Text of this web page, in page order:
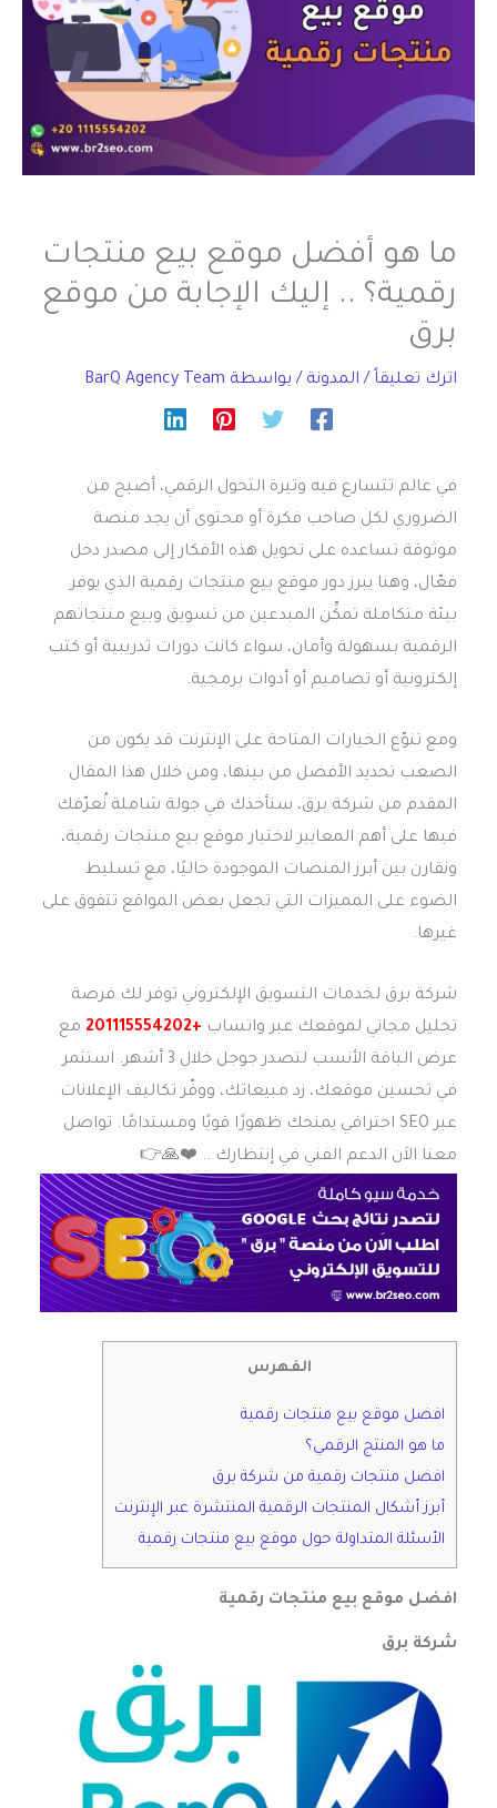
ما هو أفضل موقع بيع منتجات
رقمية؟ .. إليك الإجابة من موقع
برق
اترك تعليقاً / المدونة / بواسطة BarQ Agency Team
في عالم تتسارع فيه وتيرة التحول الرقمي، أصبح من
الضروري لكل صاحب فكرة أو محتوى أن يجد منصة
موثوقة تساعده على تحويل هذه الأفكار إلى مصدر دخل
فعّال، وهنا يبرز دور موقع بيع منتجات رقمية الذي يوفر
بيئة متكاملة تمكِّن المبدعين من تسويق وبيع منتجاتهم
الرقمية بسهولة وأمان، سواء كانت دورات تدريبية أو كتب
إلكترونية أو تصاميم أو أدوات برمجية.
ومع تنوّع الخيارات المتاحة على الإنترنت قد يكون من
الصعب تحديد الأفضل من بينها، ومن خلال هذا المقال
المقدم من شركة برق، سنأخذك في جولة شاملة نُعرّفك
فيها على أهم المعايير لاختيار موقع بيع منتجات رقمية،
ونقارن بين أبرز المنصات الموجودة حاليًا، مع تسليط
الضوء على المميزات التي تجعل بعض المواقع تتفوق على
غيرها.
شركة برق لخدمات التسويق الإلكتروني توفر لك فرصة
تحليل مجاني لموقعك عبر واتساب +201115554202
مع
عرض الباقة الأنسب لتصدر جوجل خلال 3 أشهر. استثمر
في تحسين موقعك، زد مبيعاتك، ووفّر تكاليف الإعلانات
عبر SEO احترافي يمنحك ظهورًا قويًا ومستدامًا. تواصل
معنا الاَن الدعم الفني في إنتظارك .. ❤️️🙏👉
الفهرس
افضل موقع بيع منتجات رقمية
ما هو المنتج الرقمي؟
افضل منتجات رقمية من شركة برق
أبرز أشكال المنتجات الرقمية المنتشرة عبر الإنترنت
الأسئلة المتداولة حول موقع بيع منتجات رقمية
افضل موقع بيع منتجات رقمية
شركة برق